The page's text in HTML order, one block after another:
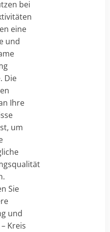
bei
eine
und
Die
Ihre
um
Sie
und
Kreis